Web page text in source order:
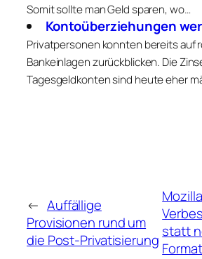
Somit sollte man Geld sparen, wo…
Kontoüberziehungen
Privatpersonen konnten bereits auf
Bankeinlagen zurückblicken. Die
Tagesgeldkonten sind heute eher
← Auffällige
Provisionen rund um
die Post-Privatisierung statt